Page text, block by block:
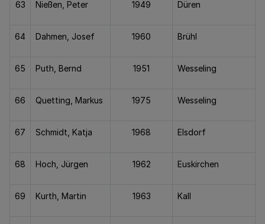
63 Nießen, Peter 1949 Düren
64 Dahmen, Josef 1960 Brühl
65 Puth, Bernd 1951 Wesseling
66 Quetting, Markus 1975 Wesseling
67 Schmidt, Katja 1968 Elsdorf
68 Hoch, Jürgen 1962 Euskirchen
69 Kurth, Martin 1963 Kall